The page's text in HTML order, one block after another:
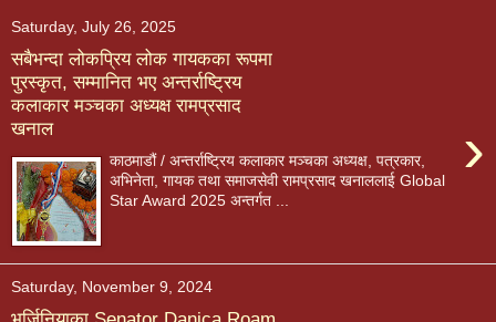
Saturday, July 26, 2025
सबैभन्दा लोकप्रिय लोक गायकका रूपमा
पुरस्कृत, सम्मानित भए अन्तर्राष्ट्रिय
कलाकार मञ्चका अध्यक्ष रामप्रसाद
खनाल
›
काठमाडौं / अन्तर्राष्ट्रिय कलाकार मञ्चका अध्यक्ष, पत्रकार,
अभिनेता, गायक तथा समाजसेवी रामप्रसाद खनाललाई Global
Star Award 2025 अन्तर्गत ...
Saturday, November 9, 2024